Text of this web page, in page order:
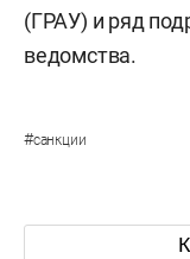
(ГРАУ) и ряд
ведомства.
#санкции